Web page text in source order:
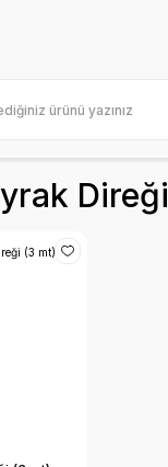
Direği